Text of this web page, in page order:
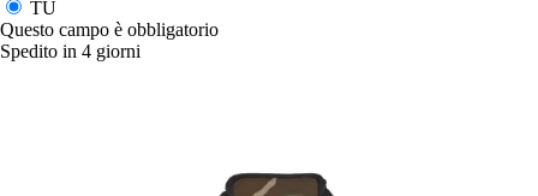
TU
Questo campo è obbligatorio
Spedito in 4 giorni